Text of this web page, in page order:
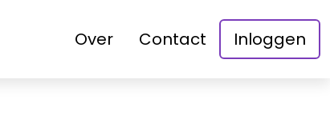
Over Contact Inloggen